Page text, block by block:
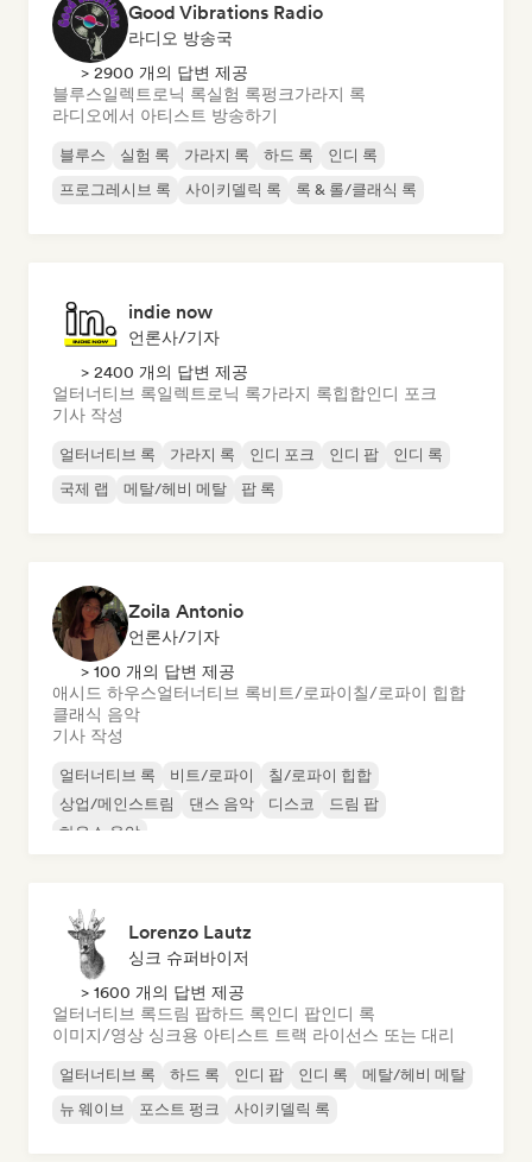
Good Vibrations Radio
라디오 방송국
> 2900 개의 답변 제공
블루스일렉트로닉 록실험 록펑크가라지 록
라디오에서 아티스트 방송하기
블루스 실험 록 가라지 록 하드 록
인디 록
프로그레시브 록
사이키델릭 록 록 & 롤/클래식 록
indie now
언론사/기자
> 2400 개의 답변 제공
얼터너티브 록일렉트로닉 록가라지 록힙합인디 포크
기사 작성
얼터너티브 록 가라지 록 인디 포크 인디 팝
인디 록
국제 랩
메탈/헤비 메탈 팝 록
Zoila Antonio
언론사/기자
> 100 개의 답변 제공
애시드 하우스얼터너티브 록비트/로파이칠/로파이 힙합
클래식 음악
기사 작성
얼터너티브 록 비트/로파이
칠/로파이 힙합
상업/메인스트림
댄스 음악 디스코
드림 팝
하우스 음악
Lorenzo Lautz
싱크 슈퍼바이저
> 1600 개의 답변 제공
얼터너티브 록드림 팝하드 록인디 팝인디 록
이미지/영상 싱크용 아티스트 트랙 라이선스 또는 대리
얼터너티브 록 하드 록 인디 팝 인디 록
메탈/헤비 메탈
뉴 웨이브
포스트 펑크 사이키델릭 록